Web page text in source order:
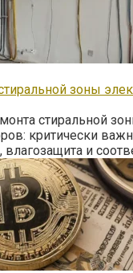
зоны
стиральной
критически
и